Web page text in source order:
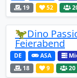
19
52
🦖Dino
Feierabend
DE ASA
18
9 20